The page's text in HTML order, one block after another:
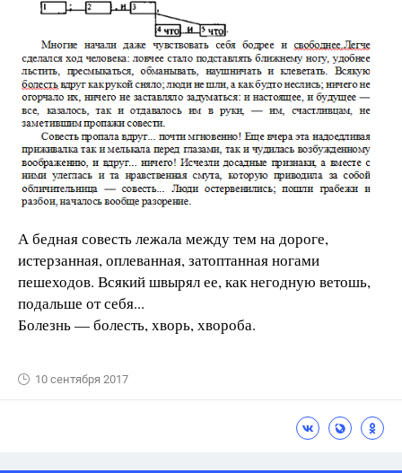
А бедная совесть лежала между тем на дороге,
истерзанная, оплеванная, затоптанная ногами
пешеходов. Всякий швырял ее, как негодную ветошь,
подальше от себя...
Болезнь — болесть, хворь, хвороба.
10 сентября 2017